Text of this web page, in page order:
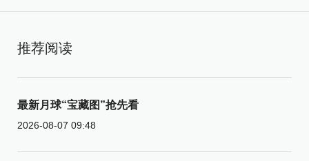
推荐阅读
最新月球“宝藏图”抢先看
2026-08-07 09:48